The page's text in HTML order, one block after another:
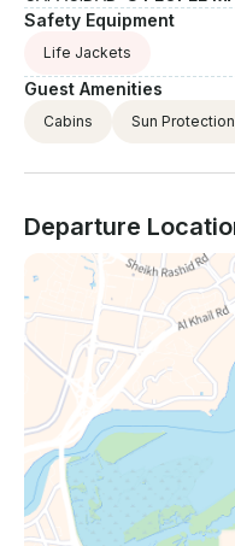
Safety Equipment
Life Jackets
Guest Amenities
Cabins Sun Protection
Departure